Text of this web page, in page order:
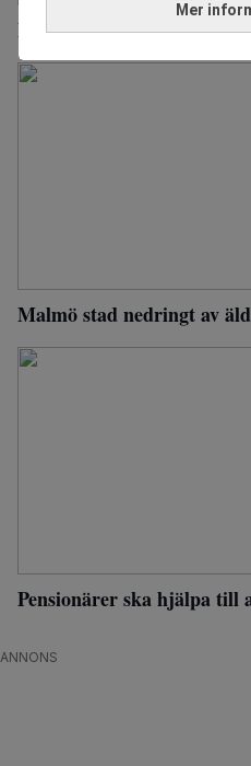
Mer
Personal på äldreboende
Malmö stad nedringt av
Pensionärer ska hjälpa till
ANNONS